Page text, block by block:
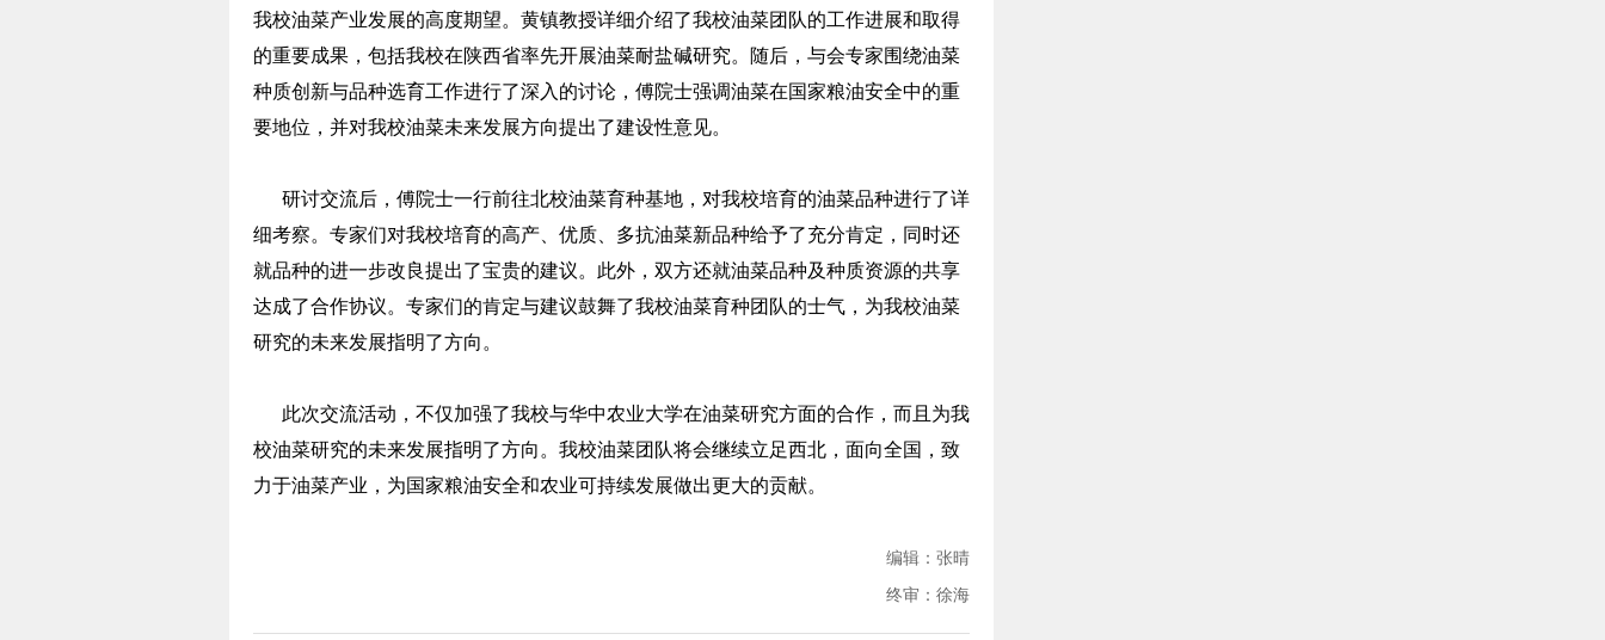
我校油菜产业发展的高度期望。黄镇教授详细介绍了我校油菜团队的工作进展和取得
的重要成果，包括我校在陕西省率先开展油菜耐盐碱研究。随后，与会专家围绕油菜
种质创新与品种选育工作进行了深入的讨论，傅院士强调油菜在国家粮油安全中的重
要地位，并对我校油菜未来发展方向提出了建设性意见。
研讨交流后，傅院士一行前往北校油菜育种基地，对我校培育的油菜品种进行了详
细考察。专家们对我校培育的高产、优质、多抗油菜新品种给予了充分肯定，同时还
就品种的进一步改良提出了宝贵的建议。此外，双方还就油菜品种及种质资源的共享
达成了合作协议。专家们的肯定与建议鼓舞了我校油菜育种团队的士气，为我校油菜
研究的未来发展指明了方向。
此次交流活动，不仅加强了我校与华中农业大学在油菜研究方面的合作，而且为我
校油菜研究的未来发展指明了方向。我校油菜团队将会继续立足西北，面向全国，致
力于油菜产业，为国家粮油安全和农业可持续发展做出更大的贡献。
编辑：张晴
终审：徐海